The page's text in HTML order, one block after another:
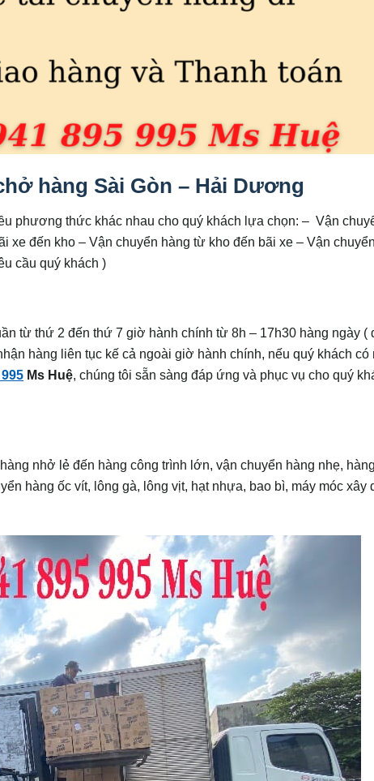
hàng Sài Gòn – Hải Dương
phương thức khác nhau cho quý khách lựa chọn: – Vận
đến kho – Vận chuyển hàng từ kho đến bãi xe – Vận
cầu quý khách )
từ thứ 2 đến thứ 7 giờ hành chính từ 8h – 17h30 hàng ngày (
hàng liên tục kế cả ngoài giờ hành chính, nếu quý khách có
Ms Huệ , chúng tôi sẵn sàng đáp ứng và phục vụ cho quý
nhở lẻ đến hàng công trình lớn, vận chuyển hàng nhẹ, hàng
hàng ốc vít, lông gà, lông vịt, hạt nhựa, bao bì, máy móc xây